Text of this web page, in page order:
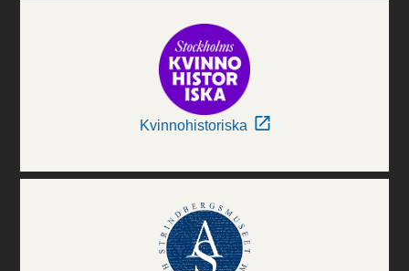
Kvinnohistoriska